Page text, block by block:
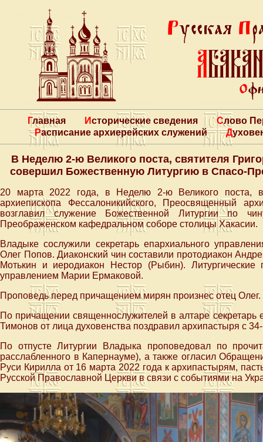
Главная Исторические сведения
Слово
Расписание архиерейских служений
В Неделю 2-ю Великого поста, святителя
совершил Божественную Литургию в Спасо-
20 марта 2022 года, в Неделю 2-ю Великого поста,
архиепископа Фессалоникийского, Преосвященный
возглавил служение Божественной Литургии по
Преображенском кафедральном соборе столицы Хакасии.
Владыке сослужили секретарь епархиального
Олег Попов. Диаконский чин составили протодиакон
Мотькин и иеродиакон Нестор (Рыбин).
управлением Марии Ермаковой.
Проповедь перед причащением мирян произнес отец Олег.
По причащении священнослужителей в алтаре секретарь
Тимонов от лица духовенства поздравил архипастыря с
По отпусте Литургии Владыка проповедовал по
расслабленного в Капернауме), а также огласил
Руси Кирилла от 16 марта 2022 года к архипастырям,
Русской Православной Церкви в связи с событиями на